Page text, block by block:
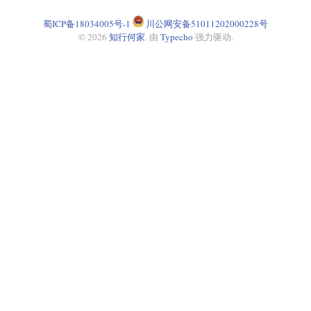
蜀ICP备18034005号-1
川公网安备51011202000228号
© 2026 知行何家. 由 Typecho 强力驱动.